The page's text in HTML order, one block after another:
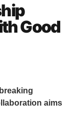
Good
aims